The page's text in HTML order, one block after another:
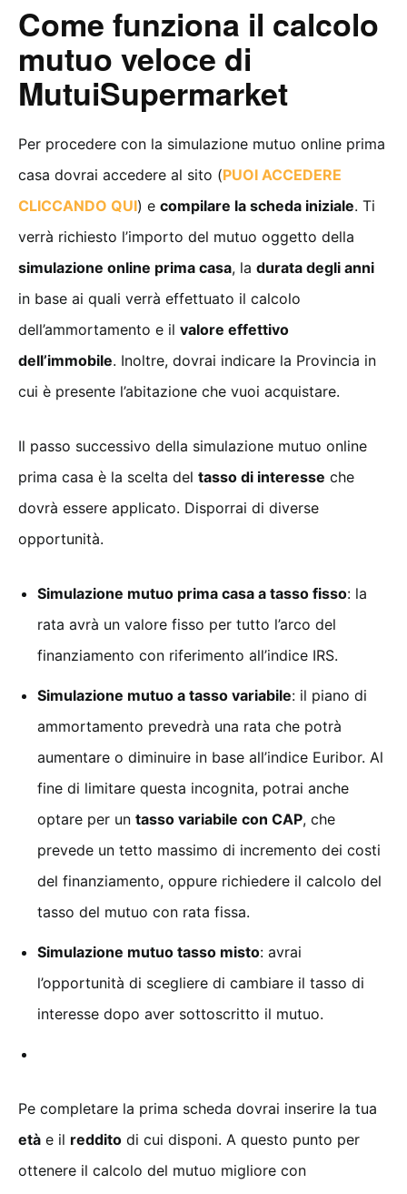
Come funziona il calcolo
mutuo veloce di
MutuiSupermarket
Per procedere con la simulazione mutuo online prima
casa dovrai accedere al sito (PUOI ACCEDERE
CLICCANDO QUI) e compilare la scheda iniziale. Ti
verrà richiesto l’importo del mutuo oggetto della
simulazione online prima casa, la durata degli anni
in base ai quali verrà effettuato il calcolo
dell’ammortamento e il valore effettivo
dell’immobile. Inoltre, dovrai indicare la Provincia in
cui è presente l’abitazione che vuoi acquistare.
Il passo successivo della simulazione mutuo online
prima casa è la scelta del tasso di interesse che
dovrà essere applicato. Disporrai di diverse
opportunità.
Simulazione mutuo prima casa a tasso fisso: la
rata avrà un valore fisso per tutto l’arco del
finanziamento con riferimento all’indice IRS.
Simulazione mutuo a tasso variabile: il piano di
ammortamento prevedrà una rata che potrà
aumentare o diminuire in base all’indice Euribor. Al
fine di limitare questa incognita, potrai anche
optare per un tasso variabile con CAP, che
prevede un tetto massimo di incremento dei costi
del finanziamento, oppure richiedere il calcolo del
tasso del mutuo con rata fissa.
Simulazione mutuo tasso misto: avrai
l’opportunità di scegliere di cambiare il tasso di
interesse dopo aver sottoscritto il mutuo.
Pe completare la prima scheda dovrai inserire la tua
età e il reddito di cui disponi. A questo punto per
ottenere il calcolo del mutuo migliore con